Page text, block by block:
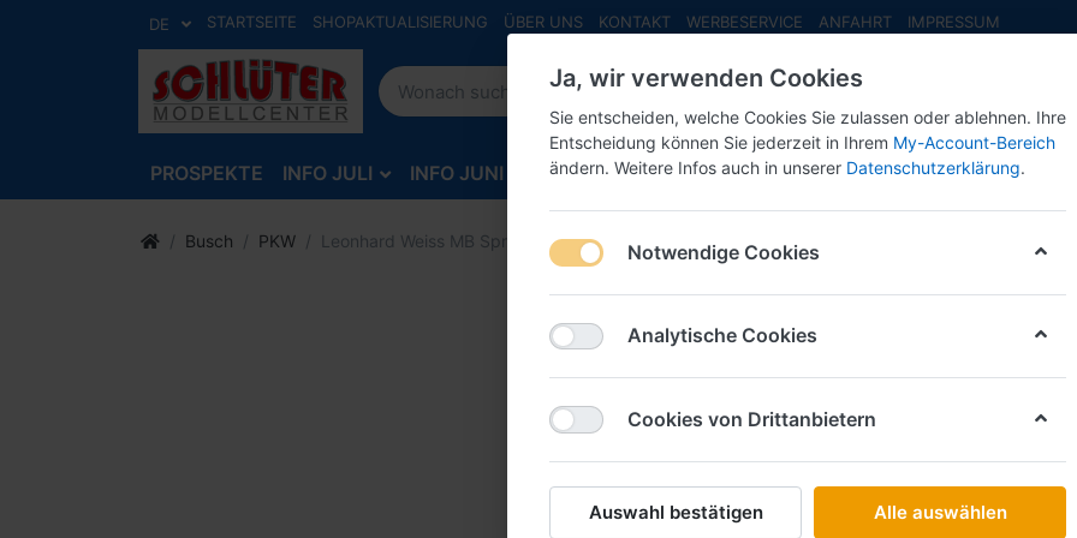
DE STARTSEITE SHOPAKTUALISIERUNG ÜBER UNS KONTAKT WERBESERVICE ANFAHRT IMPRESSUM
PROSPEKTE INFO JULI INFO JUNI INFO MAI NEU EINGETROFFEN NEUHEITEN
Busch PKW Leonhard Weiss MB Sprinter -lang- 1:87-
Busch
lang-
32,50
Ja, wir verwenden Cookies
Sie entscheiden, welche Cookies Sie zulassen oder ablehnen. Ihre
Entscheidung können Sie jederzeit in Ihrem My-Account-Bereich
ändern. Weitere Infos auch in unserer Datenschutzerklärung.
Notwendige Cookies
Analytische Cookies
Cookies von Drittanbietern
Auswahl bestätigen Alle auswählen